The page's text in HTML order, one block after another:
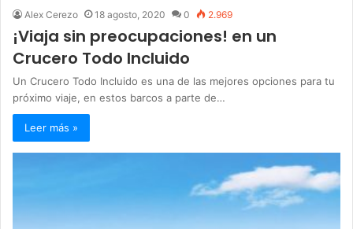
Alex Cerezo 18 agosto, 2020 0 2.969
¡Viaja sin preocupaciones! en un
Crucero Todo Incluido
Un Crucero Todo Incluido es una de las mejores opciones para tu
próximo viaje, en estos barcos a parte de…
Leer más »